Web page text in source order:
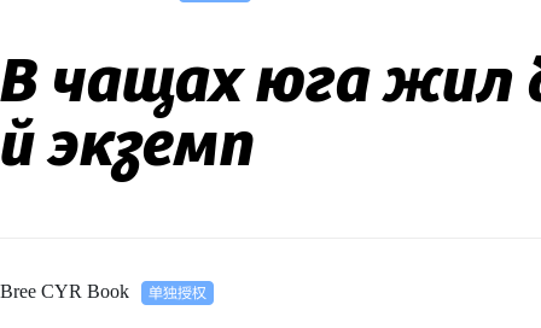
В чащах юга жил
й экземп
Bree CYR Book